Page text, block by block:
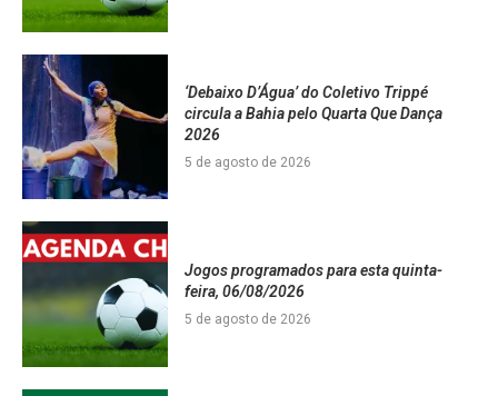
‘Debaixo D’Água’ do Coletivo Trippé
circula a Bahia pelo Quarta Que Dança
2026
5 de agosto de 2026
Jogos programados para esta quinta-
feira, 06/08/2026
5 de agosto de 2026